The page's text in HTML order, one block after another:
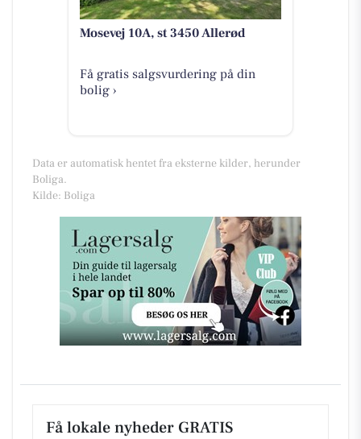
Mosevej 10A, st 3450 Allerød
Få gratis salgsvurdering på din
bolig ›
Data er automatisk hentet fra eksterne kilder, herunder
Boliga.
Kilde: Boliga
Få lokale nyheder GRATIS